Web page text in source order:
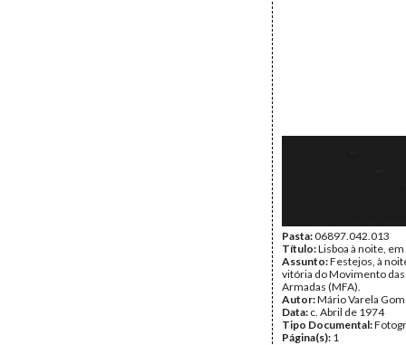
Pasta:06897.042.013
Título:Lisboa à noite,
Assunto:Festejos, à
vitória do Movimento
Armadas (MFA).
Autor:Mário Varela
Data: c. Abril de 1974
Tipo Documental:
Página(s): 1